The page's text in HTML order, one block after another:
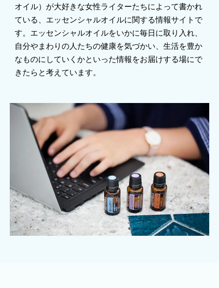
オイル）が大好きな女性ライターたちによって書かれ
ている、エッセンシャルオイルに関する情報サイトで
す。エッセンシャルオイルをいかに毎日に取り入れ、
自分やまわりの人たちの健康を気づかい、生活を豊か
なものにしていくかといった情報をお届けする場にで
きたらと考えています。